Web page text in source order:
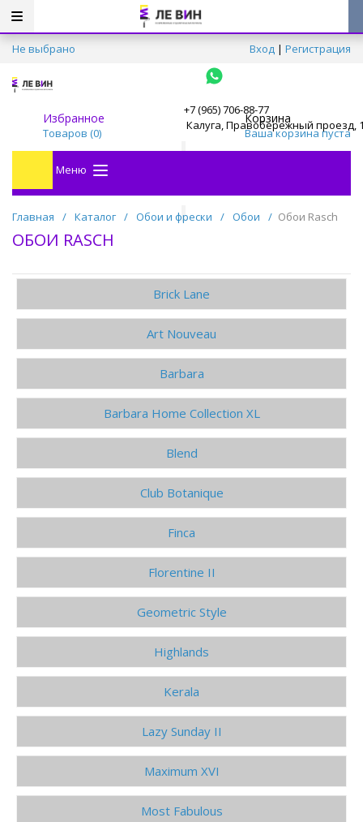
Не выбрано Вход | Регистрация
+7 (965) 706-88-77
Калуга, Правобережный проезд,
Избранное
Товаров (0)
Корзина
Ваша корзина пуста
Меню
Главная / Каталог / Обои и фрески / Обои / Обои Rasch
ОБОИ RASCH
Brick Lane
Art Nouveau
Barbara
Barbara Home Collection XL
Blend
Club Botanique
Finca
Florentine II
Geometric Style
Highlands
Kerala
Lazy Sunday II
Maximum XVI
Most Fabulous